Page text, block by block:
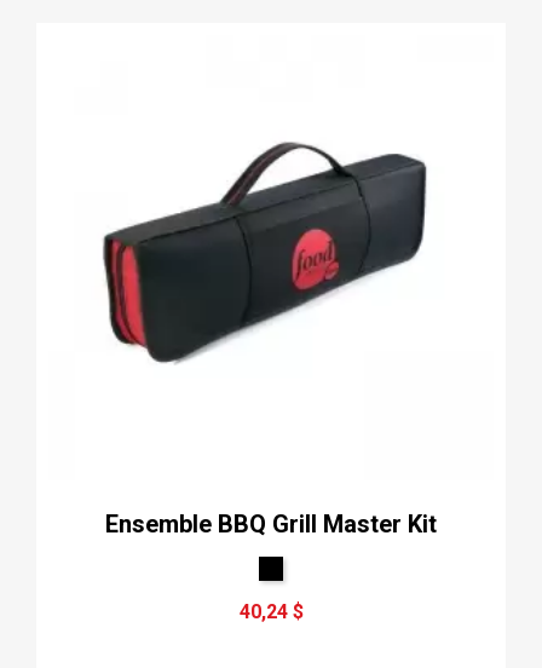
Ensemble BBQ Grill Master Kit
40,24 $